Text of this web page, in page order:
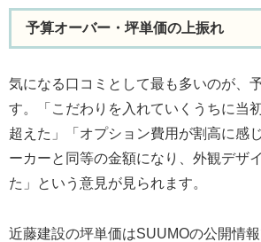
予算オーバー・坪単価の上振れ
気になる口コミとして最も多いのが、
す。「こだわりを入れていくうちに当
超えた」「オプション費用が割高に感
ーカーと同等の金額になり、外観デザ
た」という意見が見られます。
近藤建設の坪単価はSUUMOの公開情